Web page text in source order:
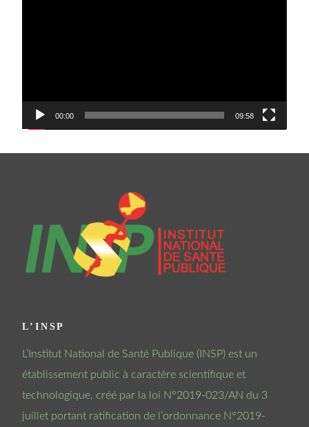
00:00 09:58
L’INSP
L’Institut National de Santé Publique (INSP) est un
établissement public à caractère scientifique et
technologique, créé par la loi N°2019-023/AN du 3
juillet portant ratification de l’ordonnance N°2019-